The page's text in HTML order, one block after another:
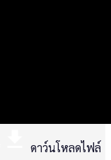
ดาว์นโหลดไฟล์